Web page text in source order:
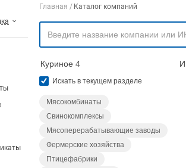
мяса
Избранные
С моим участием
Актуальные мониторинги
Цены на мясо
Отзывы
Моя
Навигация по
Главная Каталог компаний
Куриное 4
Искать в текущем разделе
Мясокомбинаты
Свинокомплексы
Мясоперерабатывающие заводы
Фермерские хозяйства
Птицефабрики